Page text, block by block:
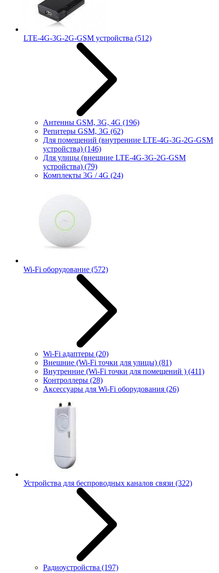
LTE-4G-3G-2G-GSM устройства (512)
Антенны GSM, 3G, 4G (196)
Репитеры GSM, 3G (62)
Для помещений (внутренние LTE-4G-3G-2G-GSM
устройства) (146)
Для улицы (внешние LTE-4G-3G-2G-GSM
устройства) (79)
Комплекты 3G / 4G (24)
Wi-Fi оборудование (572)
Wi-Fi адаптеры (20)
Внешние (Wi-Fi точки для улицы) (81)
Внутренние (Wi-Fi точки для помещений ) (411)
Контроллеры (28)
Аксессуары для Wi-Fi оборудования (26)
Устройства для беспроводных каналов связи (322)
Радиоустройства (197)